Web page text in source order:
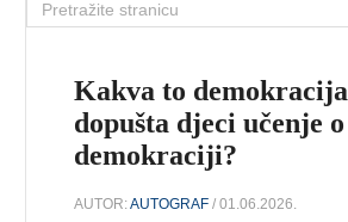
Kakva to
dopušta djeci učenje o
demokraciji?
AUTOR:AUTOGRAF / 01.06.2026.